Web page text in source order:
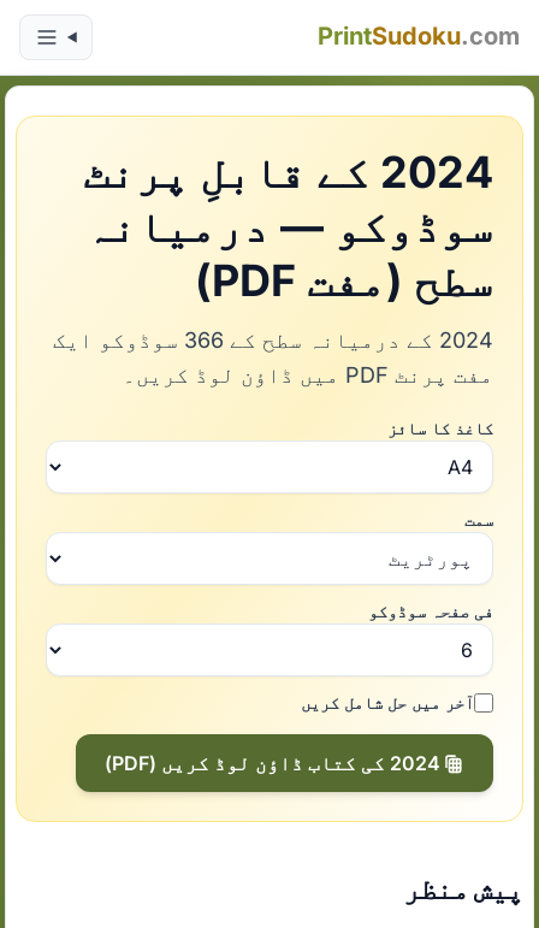
PrintSudoku.com
2024 کے قابلِ پرنٹ
سوڈوکو — درمیانہ
سطح (مفت PDF)
2024 کے درمیانہ سطح کے 366 سوڈوکو ایک
مفت پرنٹ PDF میں ڈاؤن لوڈ کریں۔
کاغذ کا سائز
سمت
فی صفحہ سوڈوکو
آخر میں حل شامل کریں
2024 کی کتاب ڈاؤن لوڈ کریں (PDF)
پیش منظر